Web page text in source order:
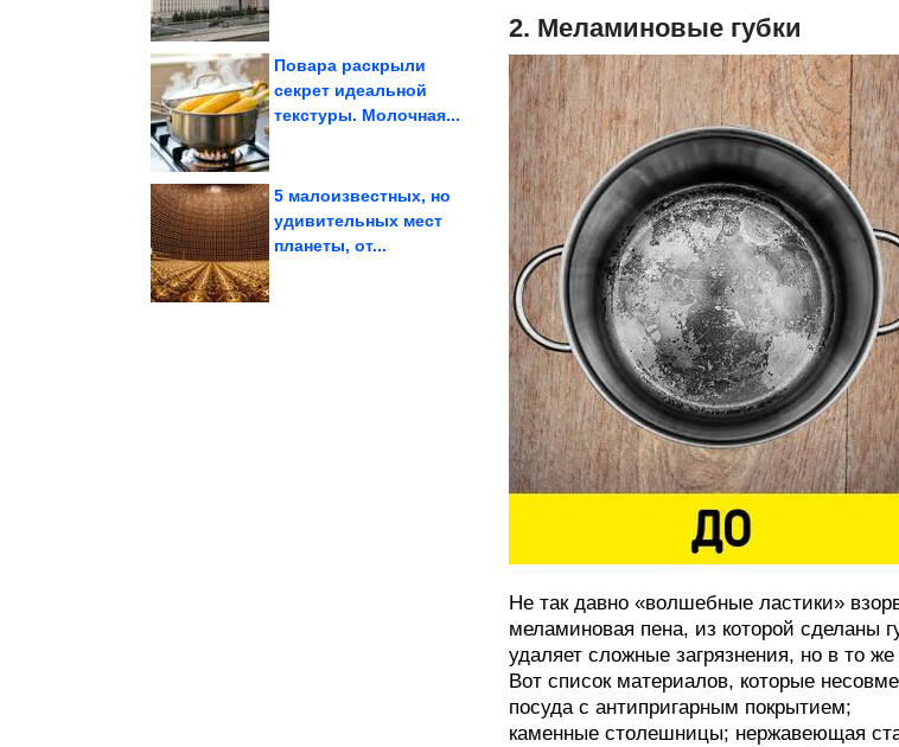
Повара раскрыли
секрет идеальной
текстуры. Молочная...
Заброшенные печи —
достопримечательность
5 малоизвестных, но
удивительных мест
планеты, от...
что кошки способны
2. Меламиновые губки
Не так давно «волшебные ластики»
меламиновая пена, из которой сделаны
удаляет сложные загрязнения, но в то
Вот список материалов, которые
посуда с антипригарным покрытием;
каменные столешницы; нержавеющая